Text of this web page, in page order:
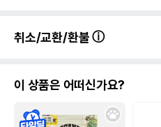
취소/교환/환불
이 상품은 어떠신가요?